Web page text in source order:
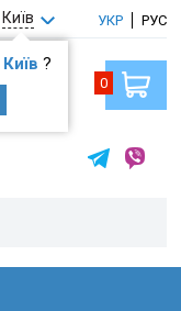
Київ
Київ ?
УКР РУС
0